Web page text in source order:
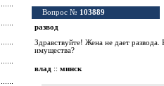
Вопрос № 103889
развод
Здравствуйте! Жена не дает
имущества?
влад :: минск